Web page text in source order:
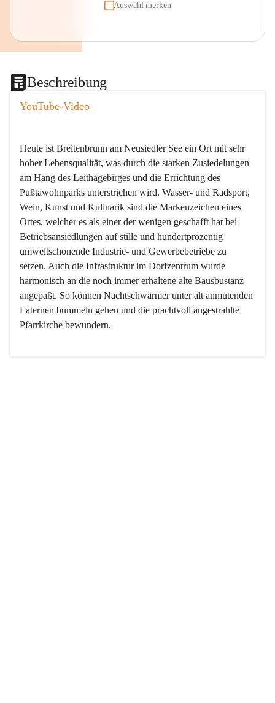
Auswahl merken
Beschreibung
YouTube-Video
Heute ist Breitenbrunn am Neusiedler See ein Ort mit sehr
hoher Lebensqualität, was durch die starken Zusiedelungen
am Hang des Leithagebirges und die Errichtung des
Pußtawohnparks unterstrichen wird. Wasser- und Radsport,
Wein, Kunst und Kulinarik sind die Markenzeichen eines
Ortes, welcher es als einer der wenigen geschafft hat bei
Betriebsansiedlungen auf stille und hundertprozentig
umweltschonende Industrie- und Gewerbebetriebe zu
setzen. Auch die Infrastruktur im Dorfzentrum wurde
harmonisch an die noch immer erhaltene alte Bausbustanz
angepaßt. So können Nachtschwärmer unter alt anmutenden
Laternen bummeln gehen und die prachtvoll angestrahlte
Pfarrkirche bewundern.
Der Weinbau dominert heute nicht mehr, ist aber integrativer